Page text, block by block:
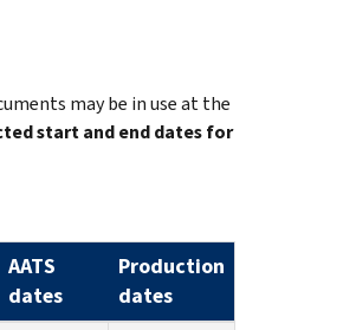
may be in use at the
start and end dates for
AATS
dates
Production
dates